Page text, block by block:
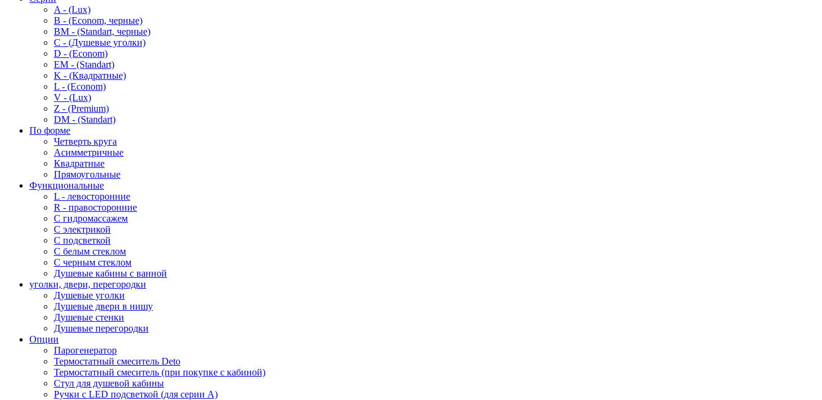
A - (Lux)
B - (Econom, черные)
BM - (Standart, черные)
C - (Душевые уголки)
D - (Econom)
EM - (Standart)
K - (Квадратные)
L - (Econom)
V - (Lux)
Z - (Premium)
DM - (Standart)
По форме
Четверть круга
Асимметричные
Квадратные
Прямоугольные
Функциональные
L - левосторонние
R - правосторонние
С гидромассажем
С электрикой
С подсветкой
С белым стеклом
С черным стеклом
Душевые кабины с ванной
уголки, двери, перегородки
Душевые уголки
Душевые двери в нишу
Душевые стенки
Душевые перегородки
Опции
Парогенератор
Термостатный смеситель Deto
Термостатный смеситель (при покупке с кабиной)
Стул для душевой кабины
Ручки с LED подсветкой (для серии A)